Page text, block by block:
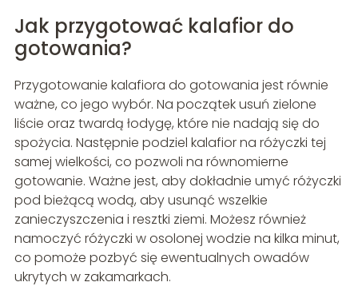
Jak przygotować kalafior do
gotowania?
Przygotowanie kalafiora do gotowania jest równie
ważne, co jego wybór. Na początek usuń zielone
liście oraz twardą łodygę, które nie nadają się do
spożycia. Następnie podziel kalafior na różyczki tej
samej wielkości, co pozwoli na równomierne
gotowanie. Ważne jest, aby dokładnie umyć różyczki
pod bieżącą wodą, aby usunąć wszelkie
zanieczyszczenia i resztki ziemi. Możesz również
namoczyć różyczki w osolonej wodzie na kilka minut,
co pomoże pozbyć się ewentualnych owadów
ukrytych w zakamarkach.